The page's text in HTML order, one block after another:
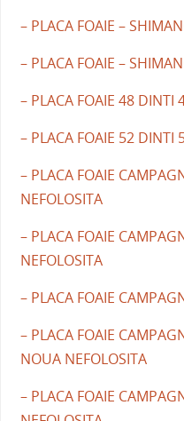
– PLACA FOAIE –
– PLACA FOAIE –
– PLACA FOAIE 48 DINTI
– PLACA FOAIE 52 DINTI
– PLACA FOAIE
NEFOLOSITA
– PLACA FOAIE
NEFOLOSITA
– PLACA FOAIE
– PLACA FOAIE
NOUA NEFOLOSITA
– PLACA FOAIE